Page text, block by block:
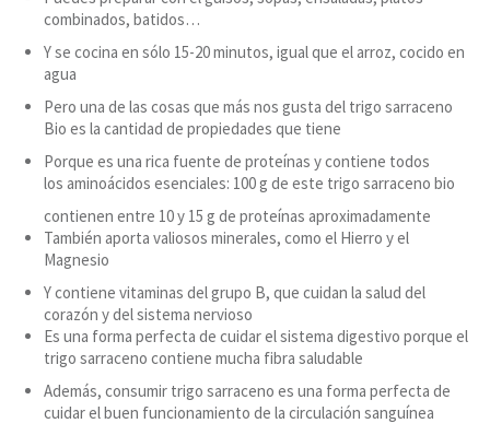
combinados, batidos…
Y se cocina en sólo 15-20 minutos, igual que el arroz, cocido en
agua
Pero una de las cosas que más nos gusta del trigo sarraceno
Bio es la cantidad de propiedades que tiene
Porque es una rica fuente de proteínas y contiene todos
los aminoácidos esenciales: 100 g de este trigo sarraceno bio
contienen entre 10 y 15 g de proteínas aproximadamente
También aporta valiosos minerales, como el Hierro y el
Magnesio
Y contiene vitaminas del grupo B, que cuidan la salud del
corazón y del sistema nervioso
Es una forma perfecta de cuidar el sistema digestivo porque el
trigo sarraceno contiene mucha fibra saludable
Además, consumir trigo sarraceno es una forma perfecta de
cuidar el buen funcionamiento de la circulación sanguínea